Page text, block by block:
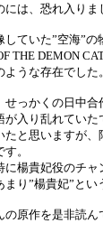
は、恐れ入りま
ていた”空海”
THE DEMON
うな存在でした。
っかくの日中
入り乱れていた
と思いますが
。
楊貴妃役のチ
り”楊貴妃”とい
原作を是非読